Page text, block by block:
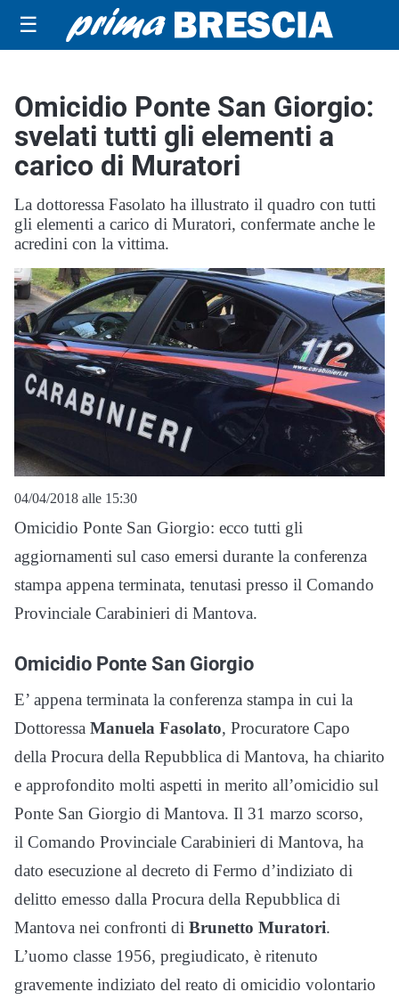
☰
Omicidio Ponte San Giorgio:
svelati tutti gli elementi a
carico di Muratori
La dottoressa Fasolato ha illustrato il quadro con tutti
gli elementi a carico di Muratori, confermate anche le
acredini con la vittima.
04/04/2018 alle 15:30
Omicidio Ponte San Giorgio: ecco tutti gli
aggiornamenti sul caso emersi durante la conferenza
stampa appena terminata, tenutasi presso il Comando
Provinciale Carabinieri di Mantova.
Omicidio Ponte San Giorgio
E’ appena terminata la conferenza stampa in cui la
Dottoressa Manuela Fasolato, Procuratore Capo
della Procura della Repubblica di Mantova, ha chiarito
e approfondito molti aspetti in merito all’omicidio sul
Ponte San Giorgio di Mantova. Il 31 marzo scorso,
il Comando Provinciale Carabinieri di Mantova, ha
dato esecuzione al decreto di Fermo d’indiziato di
delitto emesso dalla Procura della Repubblica di
Mantova nei confronti di Brunetto Muratori.
L’uomo classe 1956, pregiudicato, è ritenuto
gravemente indiziato del reato di omicidio volontario